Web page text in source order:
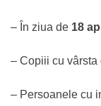
– În ziua de 18
– Copiii cu vârsta
– Persoanele cu